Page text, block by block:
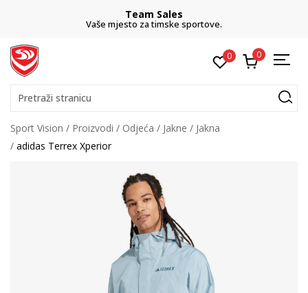
Team Sales
Vaše mjesto za timske sportove.
0 0
Pretraži stranicu
Sport Vision Proizvodi Odjeća Jakne
Jakna
adidas Terrex Xperior